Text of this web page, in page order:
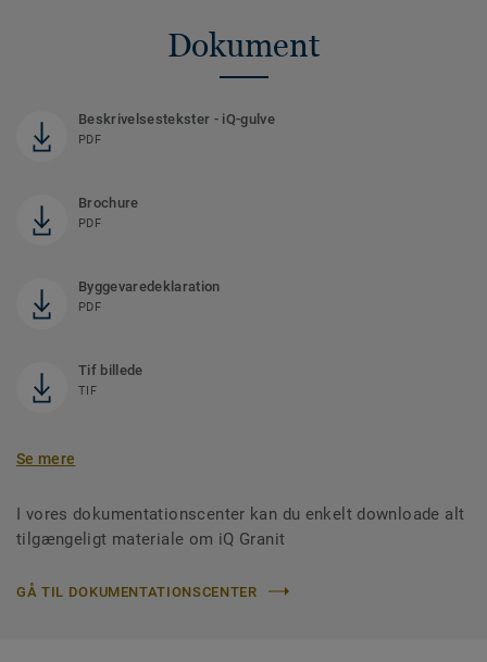
Dokument
Beskrivelsestekster - iQ-gulve
PDF
Brochure
PDF
Byggevaredeklaration
PDF
Tif billede
TIF
Se mere
I vores dokumentationscenter kan du enkelt downloade alt
tilgængeligt materiale om iQ Granit
GÅ TIL DOKUMENTATIONSCENTER